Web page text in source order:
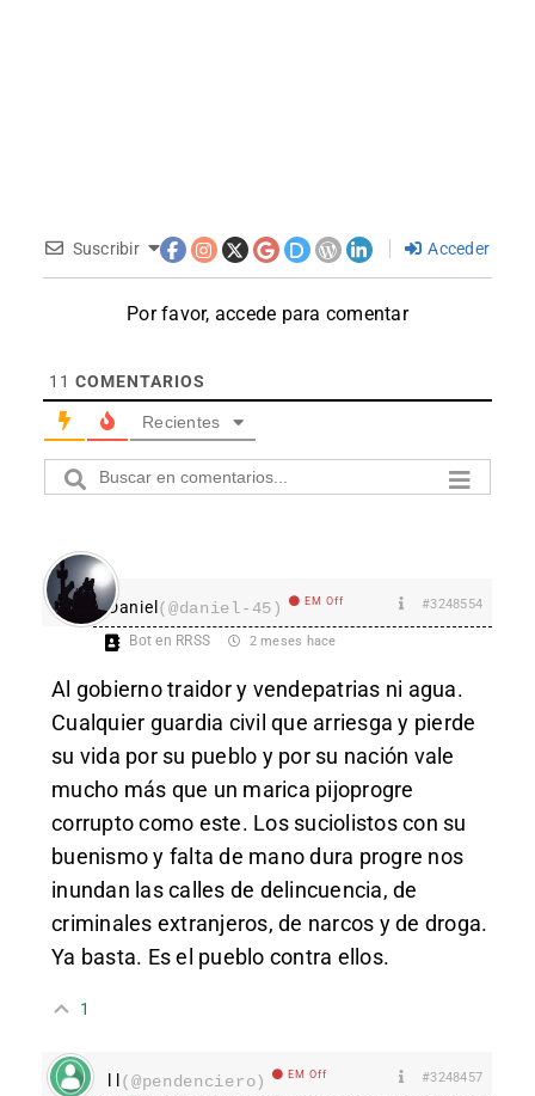
Suscribir Acceder
Por favor, accede para comentar
11 COMENTARIOS
Recientes
Daniel(@daniel-45) EM Off #3248554
Bot en RRSS 2 meses hace
Al gobierno traidor y vendepatrias ni agua.
Cualquier guardia civil que arriesga y pierde
su vida por su pueblo y por su nación vale
mucho más que un marica pijoprogre
corrupto como este. Los suciolistos con su
buenismo y falta de mano dura progre nos
inundan las calles de delincuencia, de
criminales extranjeros, de narcos y de droga.
Ya basta. Es el pueblo contra ellos.
1
l l(@pendenciero) EM Off #3248457